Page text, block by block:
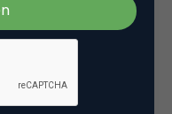
probleem?
eenzelfde
beconcurreren op